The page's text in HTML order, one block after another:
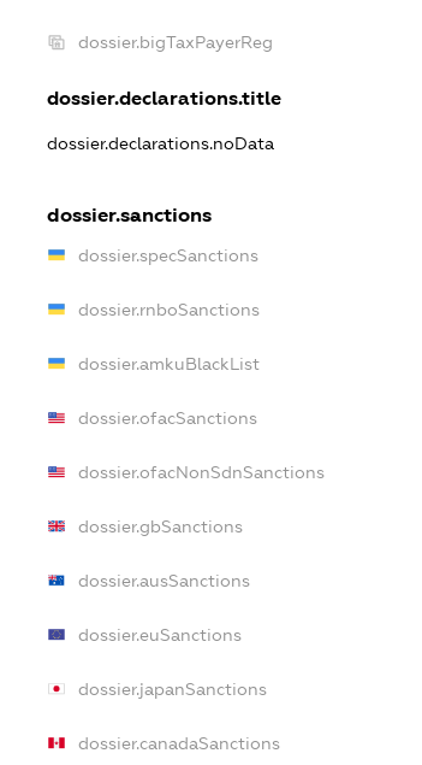
dossier.bigTaxPayerReg
dossier.declarations.title
dossier.declarations.noData
dossier.sanctions
dossier.specSanctions
dossier.rnboSanctions
dossier.amkuBlackList
dossier.ofacSanctions
dossier.ofacNonSdnSanctions
dossier.gbSanctions
dossier.ausSanctions
dossier.euSanctions
dossier.japanSanctions
dossier.canadaSanctions